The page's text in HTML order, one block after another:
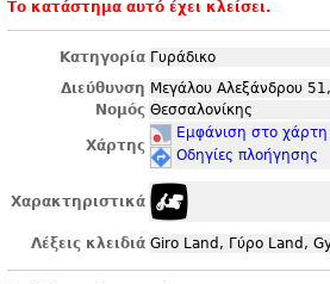
Το κατάστημα αυτό έχει κλείσει.
Κατηγορία Γυράδικο
Διεύθυνση Μεγάλου Αλεξάνδρου
Νομός Θεσσαλονίκης
Χάρτης
Εμφάνιση στο χάρτη
Οδηγίες πλοήγησης
Χαρακτηριστικά
Λέξεις κλειδιά Giro Land, Γύρο Land,